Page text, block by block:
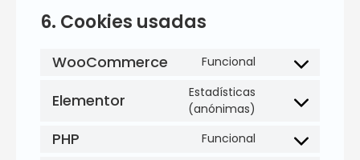
6. Cookies usadas
WooCommerce Funcional
Elementor
Estadísticas
(anónimas)
PHP Funcional